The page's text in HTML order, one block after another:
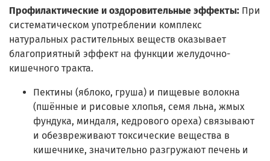
Профилактические и оздоровительные эффекты: При
систематическом употреблении комплекс
натуральных растительных веществ оказывает
благоприятный эффект на функции желудочно-
кишечного тракта.
Пектины (яблоко, груша) и пищевые волокна
(пшённые и рисовые хлопья, семя льна, жмых
фундука, миндаля, кедрового ореха) связывают
и обезвреживают токсические вещества в
кишечнике, значительно разгружают печень и